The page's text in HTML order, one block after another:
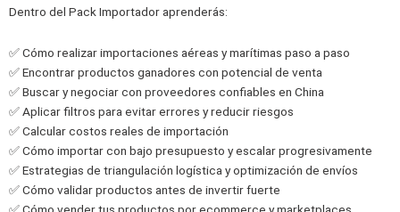
Dentro del Pack Importador aprenderás:
✅ Cómo realizar importaciones aéreas y marítimas paso a paso
✅ Encontrar productos ganadores con potencial de venta
✅ Buscar y negociar con proveedores confiables en China
✅ Aplicar filtros para evitar errores y reducir riesgos
✅ Calcular costos reales de importación
✅ Cómo importar con bajo presupuesto y escalar progresivamente
✅ Estrategias de triangulación logística y optimización de envíos
✅ Cómo validar productos antes de invertir fuerte